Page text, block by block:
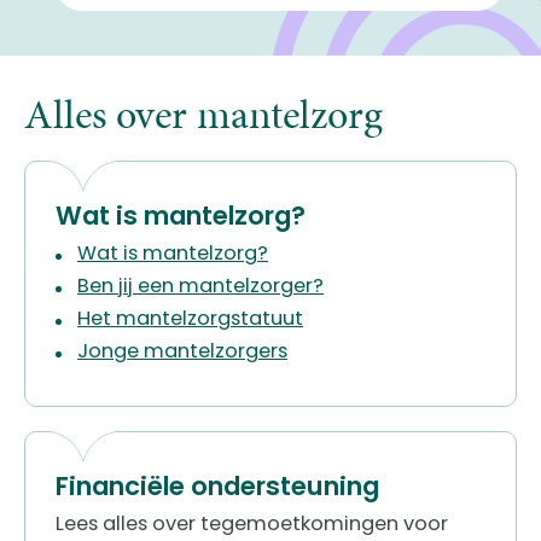
Alles over mantelzorg
Wat is mantelzorg?
Wat is mantelzorg?
Ben jij een mantelzorger?
Het mantelzorgstatuut
Jonge mantelzorgers
Financiële ondersteuning
Lees alles over tegemoetkomingen voor